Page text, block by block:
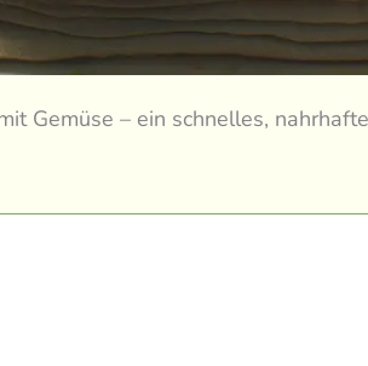
Gemüse – ein schnelles,